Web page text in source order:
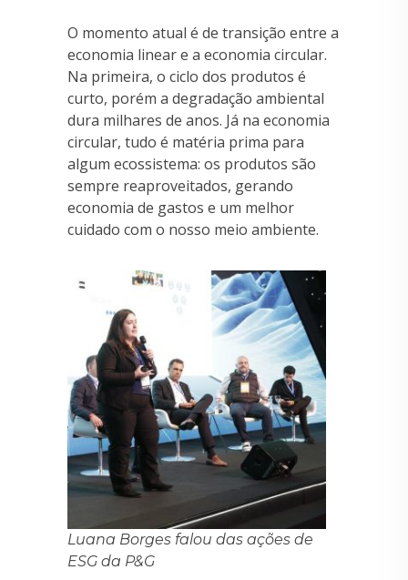
O momento atual é de transição entre a
economia linear e a economia circular.
Na primeira, o ciclo dos produtos é
curto, porém a degradação ambiental
dura milhares de anos. Já na economia
circular, tudo é matéria prima para
algum ecossistema: os produtos são
sempre reaproveitados, gerando
economia de gastos e um melhor
cuidado com o nosso meio ambiente.
Luana Borges falou das ações de
ESG da P&G